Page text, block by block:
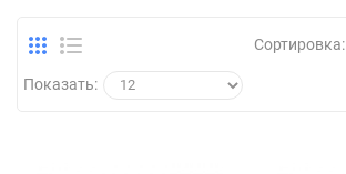
Сортировка:
Показать: